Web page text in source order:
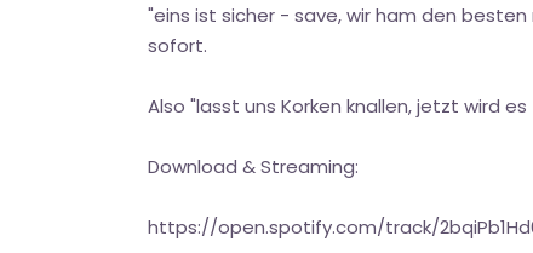
"eins ist sicher - save, wir ham den
sofort.
Also "lasst uns Korken knallen, jetzt wird
Download & Streaming:
https://open.spotify.com/track/